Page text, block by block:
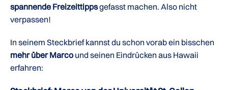
spannende Freizeittippsgefasst machen. Also nicht
verpassen!
In seinem Steckbrief kannst du schon vorab ein bisschen
mehr über Marco und seinen Eindrücken aus Hawaii
erfahren: